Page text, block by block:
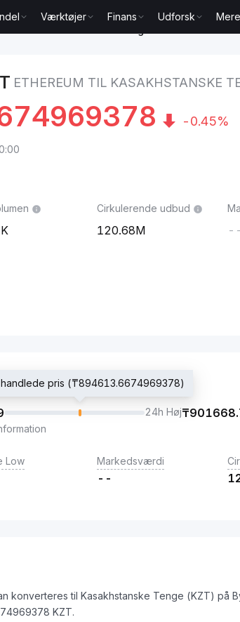
Værktøjer Finans Udforsk Mere
ETHEREUM TIL KASAKHSTANSKE
-0.45%
Cirkulerende udbud
120.68M --
handlede pris (₸894613.6674969378)
24h Høj₸
Low Markedsværdi
--
konverteres til Kasakhstanske Tenge (KZT) på
KZT.